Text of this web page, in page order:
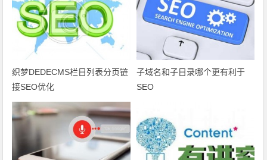
织梦DEDECMS栏目列表分页链
接SEO优化
子域名和子目录哪个更有利于
SEO